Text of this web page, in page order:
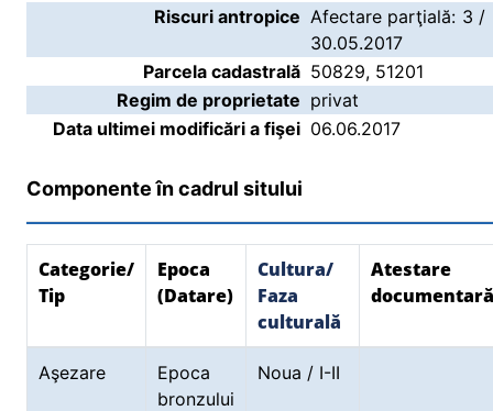
Riscuri antropice Afectare parţială: 3 /
30.05.2017
Parcela cadastrală 50829, 51201
Regim de proprietate privat
Data ultimei modificări a fişei 06.06.2017
Componente în cadrul sitului
Categorie/
Tip
Epoca
(Datare)
Cultura/
Faza
culturală
Atestare
documentară
Aşezare
Epoca
bronzului
Noua / I-II